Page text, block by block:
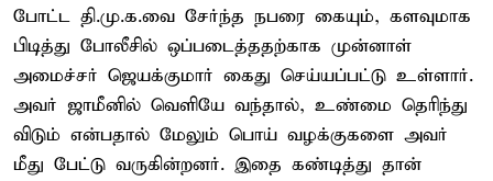
போட்ட தி.மு.க.வை சேர்ந்த நபரை கையும், களவுமாக
பிடித்து போலீசில் ஒப்படைத்ததற்காக முன்னாள்
அமைச்சர் ஜெயக்குமார் கைது செய்யப்பட்டு உள்ளார்.
அவர் ஜாமீனில் வெளியே வந்தால், உண்மை தெரிந்து
விடும் என்பதால் மேலும் பொய் வழக்குகளை அவர்
மீது பேட்டு வருகின்றனர். இதை கண்டித்து தான்